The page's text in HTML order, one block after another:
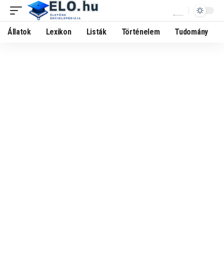
Állatok Lexikon Listák Történelem Tudomány